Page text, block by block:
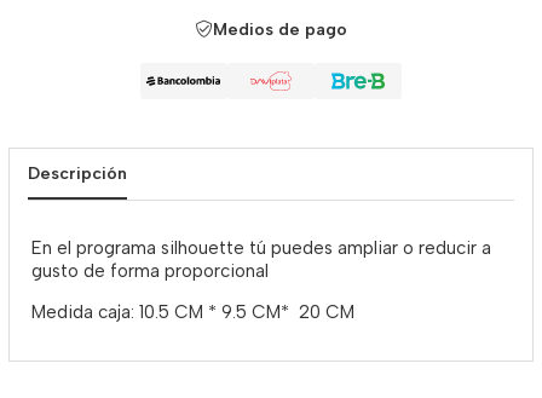
Medios de pago
Descripción
En el programa silhouette tú puedes ampliar o reducir a
gusto de forma proporcional
Medida caja: 10.5 CM * 9.5 CM* 20 CM